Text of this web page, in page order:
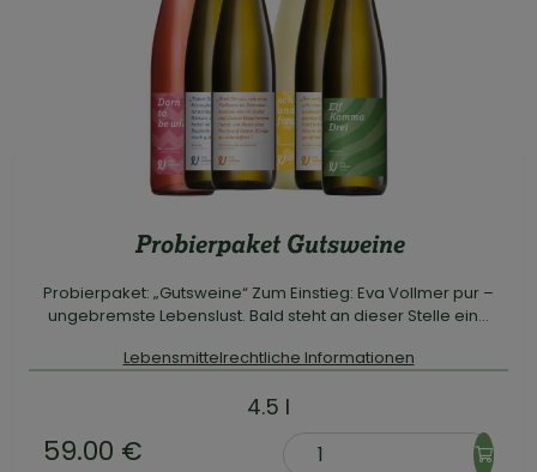
Probierpaket Gutsweine
Probierpaket: „Gutsweine“ Zum Einstieg: Eva Vollmer pur –
ungebremste Lebenslust. Bald steht an dieser Stelle ein...
Lebensmittelrechtliche Informationen
4.5 l
59.00 €